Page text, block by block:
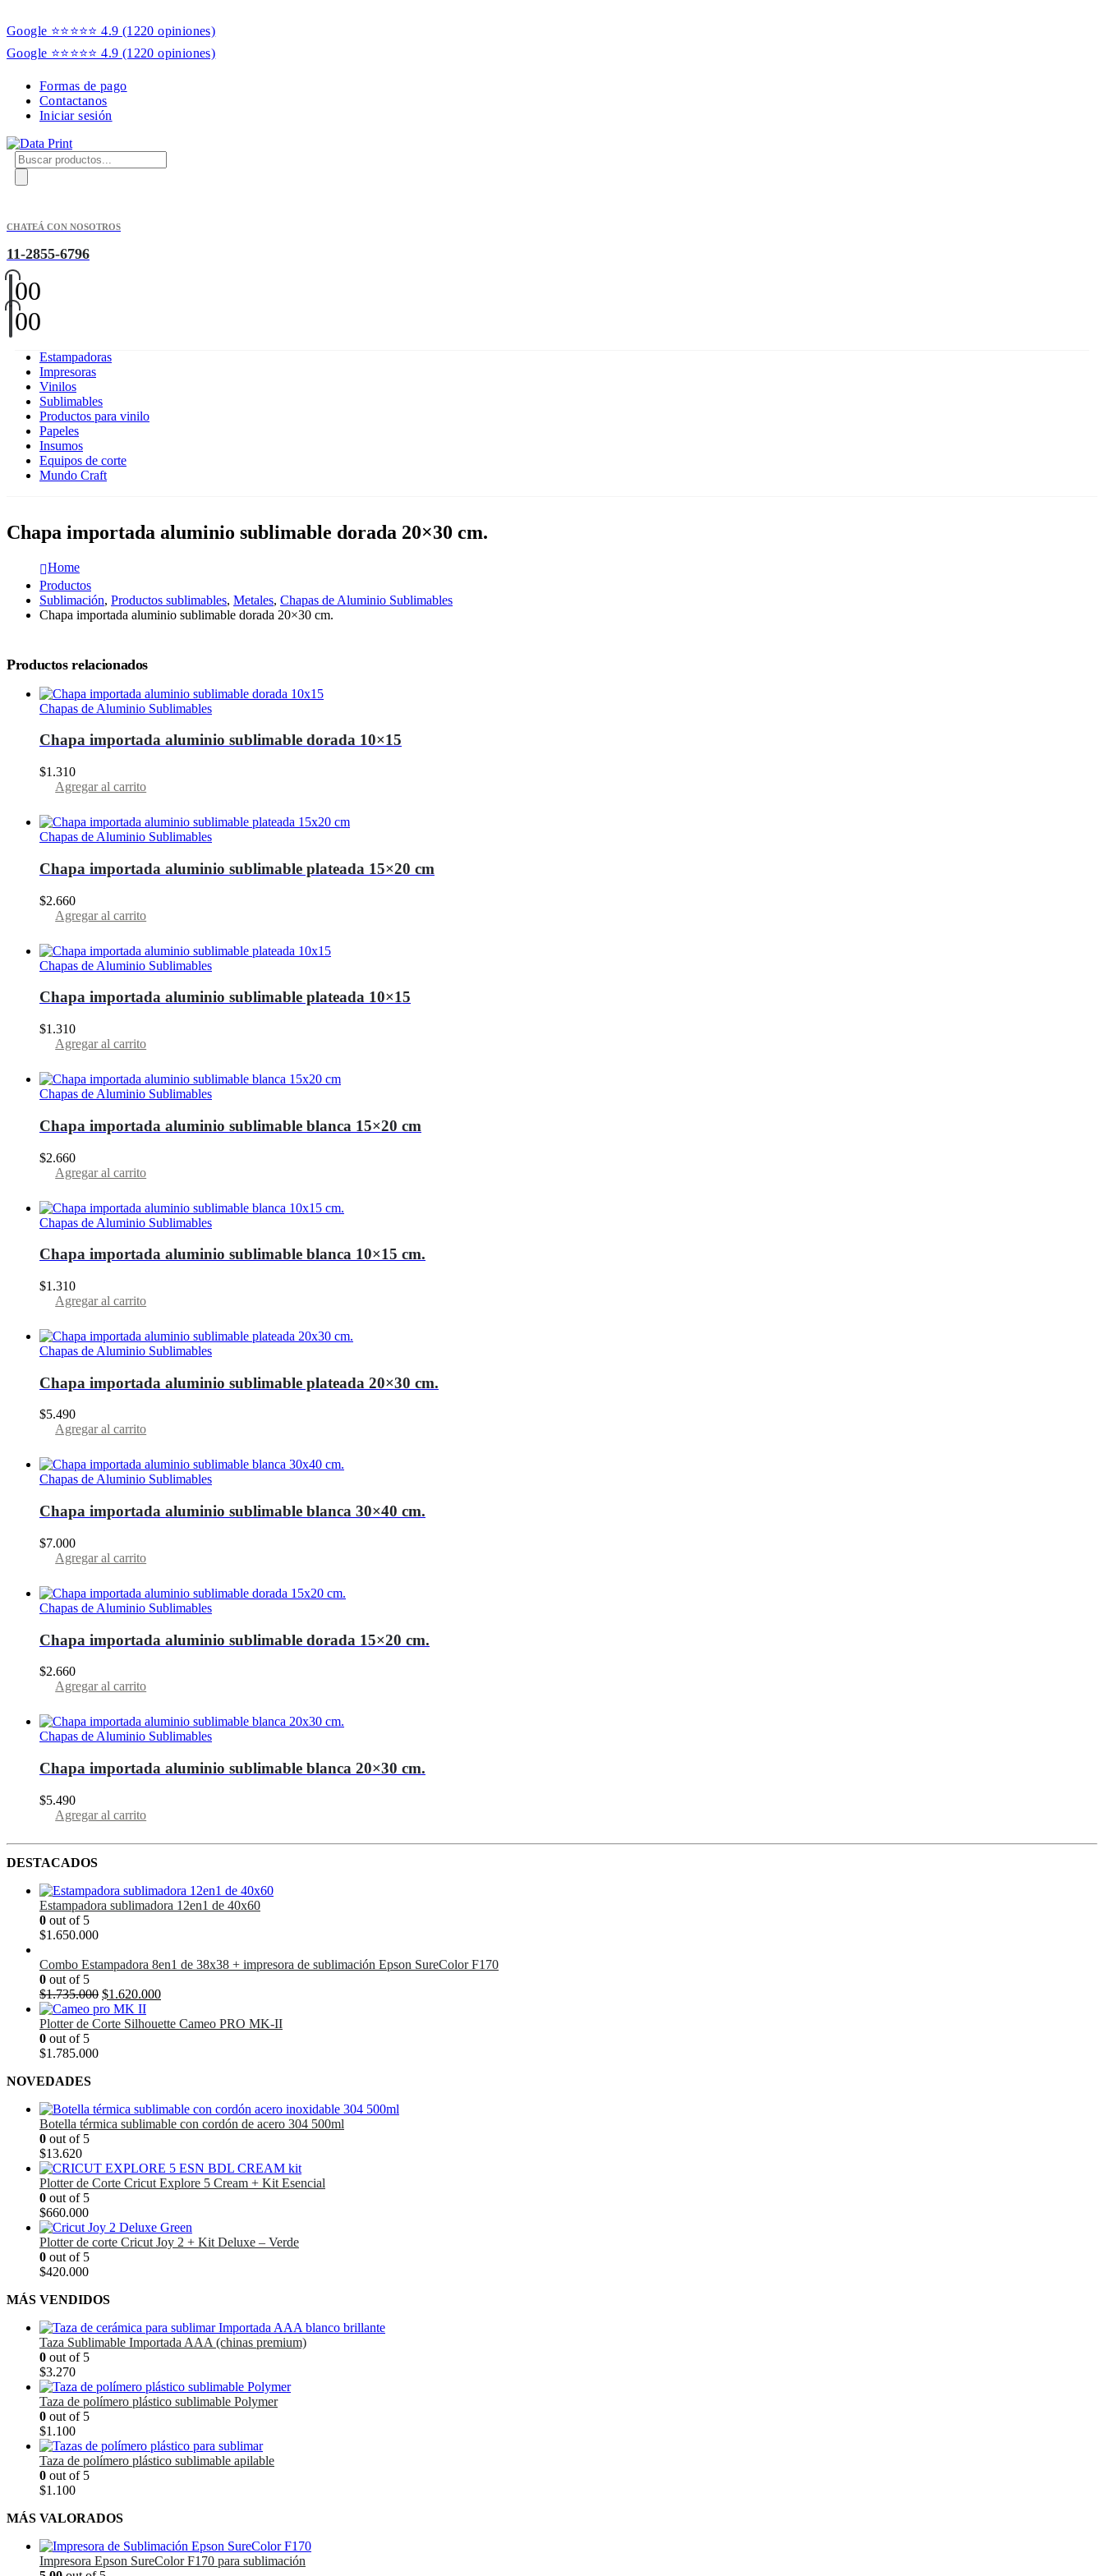
Google ⭐⭐⭐⭐⭐ 4.9 (1220 opiniones)
Google ⭐⭐⭐⭐⭐ 4.9 (1220 opiniones)
Formas de pago
Contactanos
Iniciar sesión
Products
search
CHATEÁ CON NOSOTROS
11-2855-6796
00
00
Estampadoras
Impresoras
Vinilos
Sublimables
Productos para vinilo
Papeles
Insumos
Equipos de corte
Mundo Craft
Chapa importada aluminio sublimable dorada 20×30 cm.
Home
Productos
Sublimación, Productos sublimables, Metales, Chapas de Aluminio Sublimables
Chapa importada aluminio sublimable dorada 20×30 cm.
Productos relacionados
Chapas de Aluminio Sublimables
Chapa importada aluminio sublimable dorada 10×15
$1.310
Agregar al carrito
Chapas de Aluminio Sublimables
Chapa importada aluminio sublimable plateada 15×20 cm
$2.660
Agregar al carrito
Chapas de Aluminio Sublimables
Chapa importada aluminio sublimable plateada 10×15
$1.310
Agregar al carrito
Chapas de Aluminio Sublimables
Chapa importada aluminio sublimable blanca 15×20 cm
$2.660
Agregar al carrito
Chapas de Aluminio Sublimables
Chapa importada aluminio sublimable blanca 10×15 cm.
$1.310
Agregar al carrito
Chapas de Aluminio Sublimables
Chapa importada aluminio sublimable plateada 20×30 cm.
$5.490
Agregar al carrito
Chapas de Aluminio Sublimables
Chapa importada aluminio sublimable blanca 30×40 cm.
$7.000
Agregar al carrito
Chapas de Aluminio Sublimables
Chapa importada aluminio sublimable dorada 15×20 cm.
$2.660
Agregar al carrito
Chapas de Aluminio Sublimables
Chapa importada aluminio sublimable blanca 20×30 cm.
$5.490
Agregar al carrito
DESTACADOS
Estampadora sublimadora 12en1 de 40x60
0 out of 5
$1.650.000
Combo Estampadora 8en1 de 38x38 + impresora de sublimación Epson SureColor F170
0 out of 5
$1.735.000 El
precio
original
$1.620.000El
actual
Plotter de Corte Silhouette Cameo PRO MK-II
0 out of 5
$1.785.000
NOVEDADES
Botella térmica sublimable con cordón de acero 304 500ml
0 out of 5
$13.620
Plotter de Corte Cricut Explore 5 Cream + Kit Esencial
0 out of 5
$660.000
Plotter de corte Cricut Joy 2 + Kit Deluxe – Verde
0 out of 5
$420.000
MÁS VENDIDOS
Taza Sublimable Importada AAA (chinas premium)
0 out of 5
$3.270
Taza de polímero plástico sublimable Polymer
0 out of 5
$1.100
Taza de polímero plástico sublimable apilable
0 out of 5
$1.100
MÁS VALORADOS
Impresora Epson SureColor F170 para sublimación